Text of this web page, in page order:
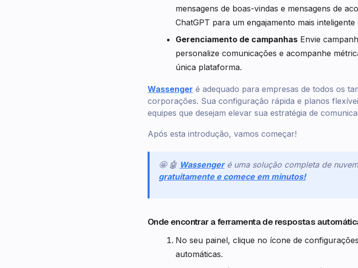
mensagens de boas-vindas e mensagens de
ChatGPT para um engajamento mais
Gerenciamento de campanhas Envie
personalize comunicações e acompanhe
única plataforma.
Wassenger é adequado para empresas de todos os
corporações. Sua configuração rápida e planos
equipes que desejam elevar sua estratégia de
Após esta introdução, vamos começar!
🤩 🤖 Wassenger é uma solução completa de
gratuitamente e comece em minutos!
Onde encontrar a ferramenta de respostas
No seu painel, clique no ícone de
automáticas.